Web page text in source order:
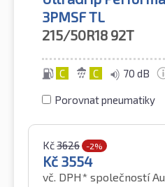
3PMSF TL
215/50R18 92T
C C 70 dB
Porovnat pneumatiky
Kč3626 -2%
Kč 3554
vč. DPH* společností